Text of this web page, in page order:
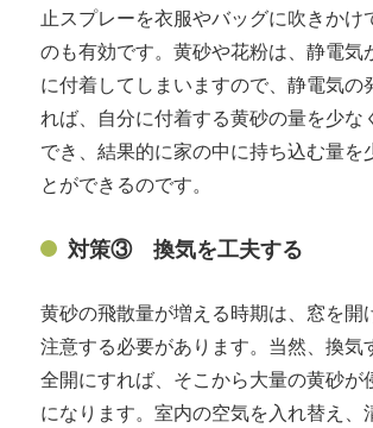
止スプレーを衣服やバッグに吹きかけ
のも有効です。黄砂や花粉は、静電気
に付着してしまいますので、静電気の
れば、自分に付着する黄砂の量を少な
でき、結果的に家の中に持ち込む量を
とができるのです。
対策③ 換気を工夫する
黄砂の飛散量が増える時期は、窓を開
注意する必要があります。当然、換気
全開にすれば、そこから大量の黄砂が
になります。室内の空気を入れ替え、